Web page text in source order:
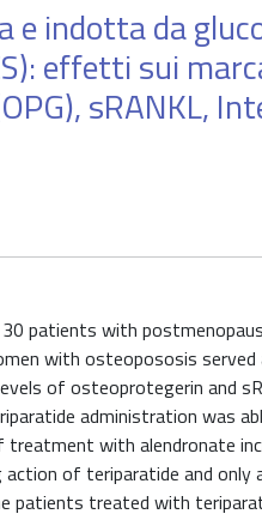
e indotta da
effetti sui
sRANKL,
patients with
with osteopososis
of osteoprotegerin and
administration was
with alendronate
of teriparatide and only
patients treated with